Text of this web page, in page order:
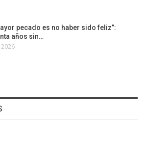
pecado es no haber sido feliz”:
años sin…
2026